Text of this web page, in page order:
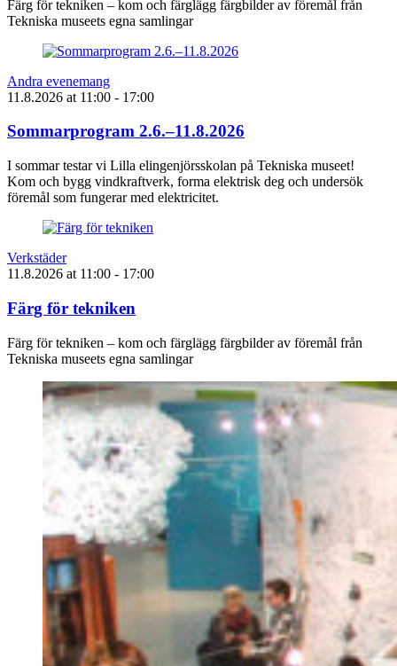
Färg för tekniken – kom och färglägg färgbilder av föremål från
Tekniska museets egna samlingar
Andra evenemang
11.8.2026 at 11:00 - 17:00
Sommarprogram 2.6.–11.8.2026
I sommar testar vi Lilla elingenjörsskolan på Tekniska museet!
Kom och bygg vindkraftverk, forma elektrisk deg och undersök
föremål som fungerar med elektricitet.
Verkstäder
11.8.2026 at 11:00 - 17:00
Färg för tekniken
Färg för tekniken – kom och färglägg färgbilder av föremål från
Tekniska museets egna samlingar